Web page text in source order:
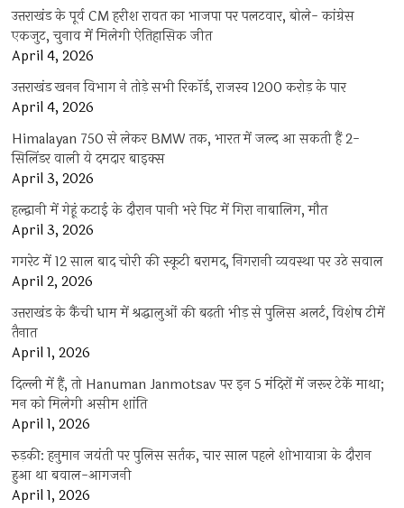
उत्तराखंड के पूर्व CM हरीश रावत का भाजपा पर पलटवार, बोले- कांग्रेस
एकजुट, चुनाव में मिलेगी ऐतिहासिक जीत
April 4, 2026
उत्तराखंड खनन विभाग ने तोड़े सभी रिकॉर्ड, राजस्व 1200 करोड़ के पार
April 4, 2026
Himalayan 750 से लेकर BMW तक, भारत में जल्द आ सकती हैं 2-
सिलिंडर वाली ये दमदार बाइक्स
April 3, 2026
हल्द्वानी में गेहूं कटाई के दौरान पानी भरे पिट में गिरा नाबालिग, मौत
April 3, 2026
गगरेट में 12 साल बाद चोरी की स्कूटी बरामद, निगरानी व्यवस्था पर उठे सवाल
April 2, 2026
उत्तराखंड के कैंची धाम में श्रद्धालुओं की बढ़ती भीड़ से पुलिस अलर्ट, विशेष टीमें
तैनात
April 1, 2026
दिल्ली में हैं, तो Hanuman Janmotsav पर इन 5 मंदिरों में जरूर टेकें माथा;
मन को मिलेगी असीम शांति
April 1, 2026
रुड़की: हनुमान जयंती पर पुलिस सर्तक, चार साल पहले शोभायात्रा के दौरान
हुआ था बवाल-आगजनी
April 1, 2026